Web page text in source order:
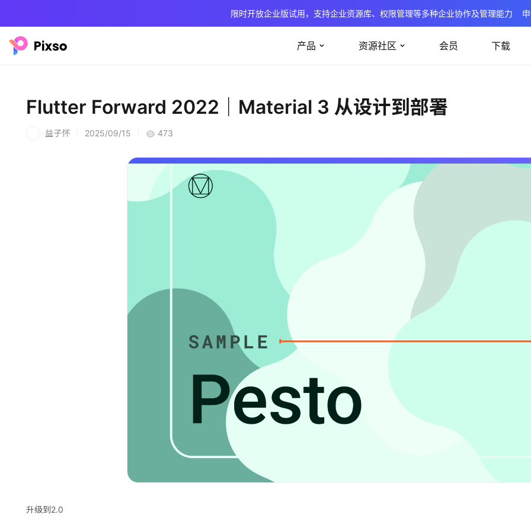
限时开放企业版试用，支持企业资源库、权限管理等多种企业协作及管理能力
产品 资源社区 会员 下载
Flutter Forward 2022｜Material 3 从设计到部署
益子怀 2025/09/15 473
升级到2.0